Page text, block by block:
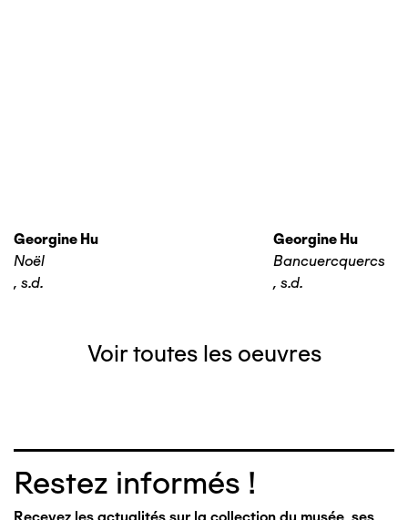
Georgine Hu
Noël
, s.d.
Georgine Hu
Bancuercquercs
, s.d.
Voir toutes les oeuvres
Restez informés !